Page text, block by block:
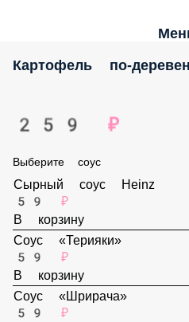
Картофель по-
259 ₽
Выберите соус
Сырный соус Heinz
59 ₽
В корзину
Соус «Терияки»
59 ₽
В корзину